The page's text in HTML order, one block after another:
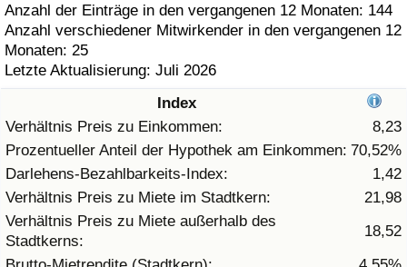
Anzahl der Einträge in den vergangenen 12 Monaten: 144
Anzahl verschiedener Mitwirkender in den vergangenen 12
Monaten: 25
Letzte Aktualisierung: Juli 2026
Index
Verhältnis Preis zu Einkommen:
8,23
Prozentueller Anteil der Hypothek am Einkommen: 70,52%
Darlehens-Bezahlbarkeits-Index:
1,42
Verhältnis Preis zu Miete im Stadtkern:
21,98
Verhältnis Preis zu Miete außerhalb des
Stadtkerns:
18,52
Gesundheitsversorgungs-Index nach Land
Umweltverschmutzung
Umweltverschmutzungs-Index (aktuell)
Verschmutzungsindex
Umweltverschmutzungs-Index nach Land
Verkehr